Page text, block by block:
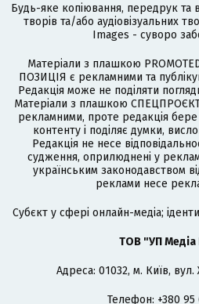
Будь-яке копіювання, передрук та
творів та/або аудіовізуальних
Images - суворо
Матеріали з плашкою
ПОЗИЦІЯ є рекламними та
Редакція може не поділяти
Матеріали з плашкою
рекламними, проте редакція бере
контенту і поділяє думки,
Редакція не несе
судження, оприлюднені у
українським законодавством
реклами несе
Cубєкт у сфері онлайн-медіа;
ТОВ "УП
Адреса: 01032, м. Київ,
Телефон: +380 95